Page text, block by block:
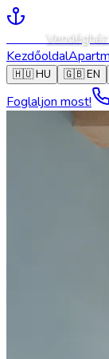
Kezdőoldal
🇭🇺HU 🇬🇧EN
Foglaljon most!